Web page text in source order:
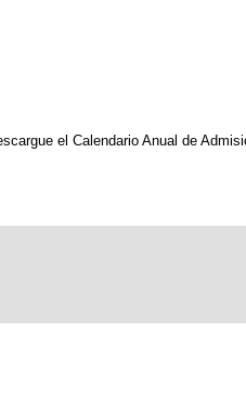
el Calendario Anual de